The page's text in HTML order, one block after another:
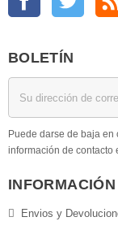
BOLETÍN
Puede darse de baja
información de contacto
INFORMACIÓN
Envios y